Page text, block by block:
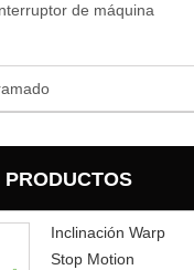
de máquina
PRODUCTOS
Inclinación Warp
Stop Motion